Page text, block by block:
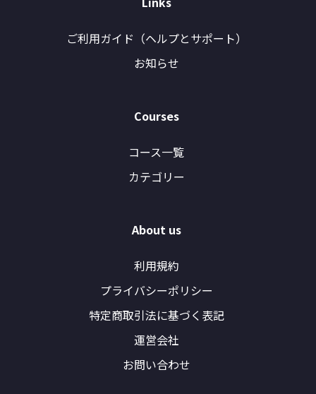
ご利用ガイド（ヘルプとサポート）
お知らせ
Courses
コース一覧
カテゴリー
About us
利用規約
プライバシーポリシー
特定商取引法に基づく表記
運営会社
お問い合わせ